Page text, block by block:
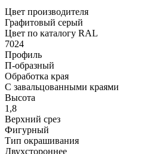
Цвет производителя
Графитовый серый
Цвет по каталогу RAL
7024
Профиль
П-образный
Обработка края
С завальцованными краями
Высота
1,8
Верхний срез
Фигурный
Тип окрашивания
Двухстороннее